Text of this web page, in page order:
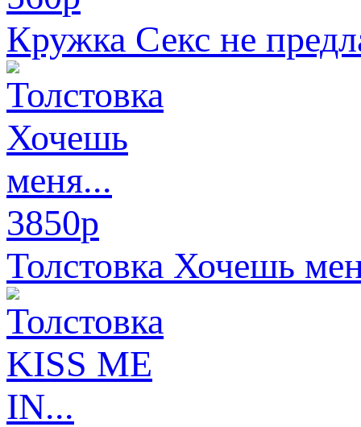
Кружка Секс не
3850p
Толстовка Хочешь